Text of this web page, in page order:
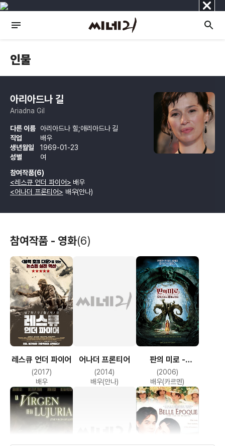
닫
기
인물
아리아드나 길
Ariadna Gil
다른 이름
아리아드나 힐;애리아드나 길
직업
배우
생년월일
1969-01-23
성별
여
참여작품(6)
<레스큐 언더 파이어> 배우
<어나더 프론티어> 배우(안나)
참여작품 - 영화(6)
레스큐 언더 파이어
(2017)
배우
어나더 프론티어
(2014)
배우(안나)
판의 미로 -
오필리아와 세 개의
열쇠
(2006)
배우(카르멘)